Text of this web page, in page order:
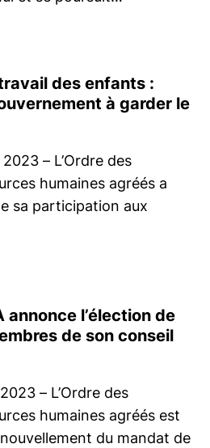
des enfants :
à garder le
– L’Ordre des
humaines agréés a
sa participation aux
annonce l’élection de
de son conseil
– L’Ordre des
humaines agréés est
du mandat de